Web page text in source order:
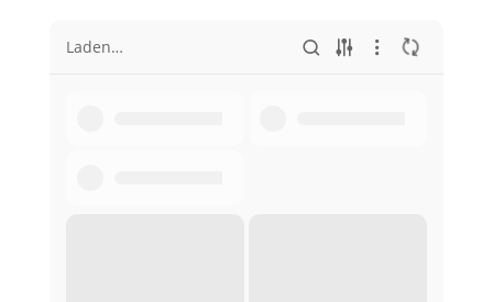
Laden…